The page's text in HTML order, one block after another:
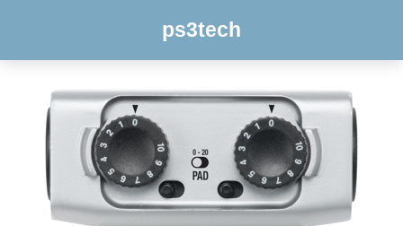
ps3tech